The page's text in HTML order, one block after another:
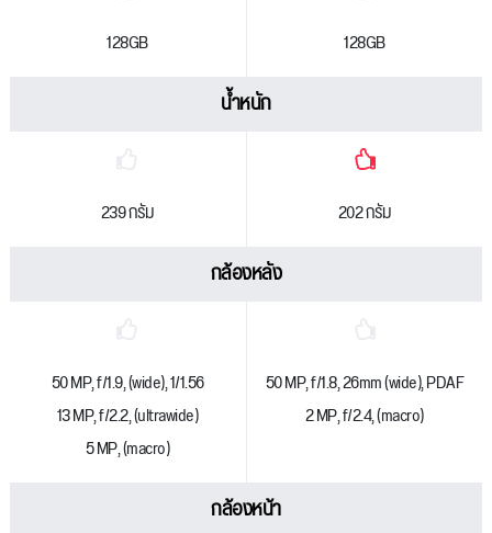
128GB 128GB
น้ำหนัก
239 กรัม 202 กรัม
กล้องหลัง
50 MP, f/1.9, (wide), 1/1.56
13 MP, f/2.2, (ultrawide)
5 MP, (macro)
50 MP, f/1.8, 26mm (wide), PDAF
2 MP, f/2.4, (macro)
กล้องหน้า